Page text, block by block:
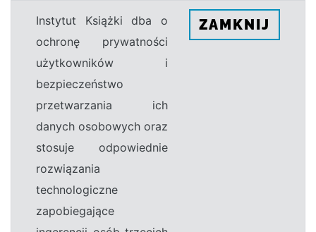
Instytut Książki dba o
ochronę prywatności
użytkowników i
bezpieczeństwo
przetwarzania ich
danych osobowych oraz
stosuje odpowiednie
rozwiązania
technologiczne
zapobiegające
ZAMKNIJ